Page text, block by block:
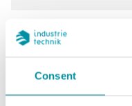
Consent
Pressione nominale
di immersione
Connessione
(pozzetto/pressione)